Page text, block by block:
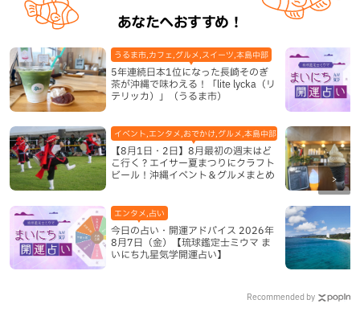
あなたへおすすめ！
5年連続日本1位になった長崎そのぎ
茶が沖縄で味わえる！「lite lycka（リ
テリッカ）」（うるま市）
うるま市,カフェ,グルメ,スイーツ,本島中部
【8月1日・2日】8月最初の週末はど
こ行く？エイサー夏まつりにクラフト
ビール！沖縄イベント＆グルメまとめ
イベント,エンタメ,おでかけ,グルメ,本島中部,本島北部,本島南部
今日の占い・開運アドバイス 2026年
8月7日（金）【琉球鑑定士ミウマ ま
いにち九星気学開運占い】
エンタメ,占い
Recommended by